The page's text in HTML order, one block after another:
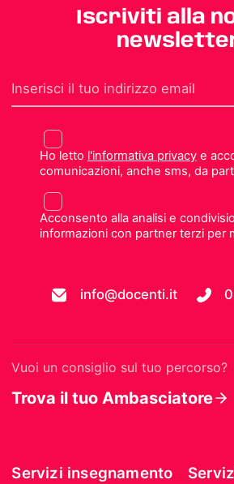
Iscriviti alla
Ho letto l'informativa privacye
comunicazioni, anche sms, da
Acconsento alla analisi e
informazioni con partner terzi per
info@docenti.it
Vuoi un consiglio sul tuo percorso?
Trova il tuo Ambasciatore
Servizi insegnamento